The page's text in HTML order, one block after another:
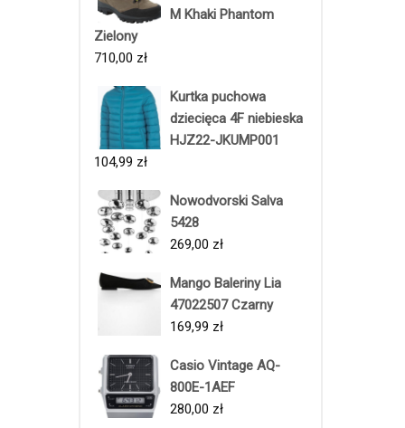
M Khaki Phantom
Zielony
710,00 zł
Kurtka puchowa
dziecięca 4F niebieska
HJZ22-JKUMP001
104,99 zł
Nowodvorski Salva
5428
269,00 zł
Mango Baleriny Lia
47022507 Czarny
169,99 zł
Casio Vintage AQ-
800E-1AEF
280,00 zł